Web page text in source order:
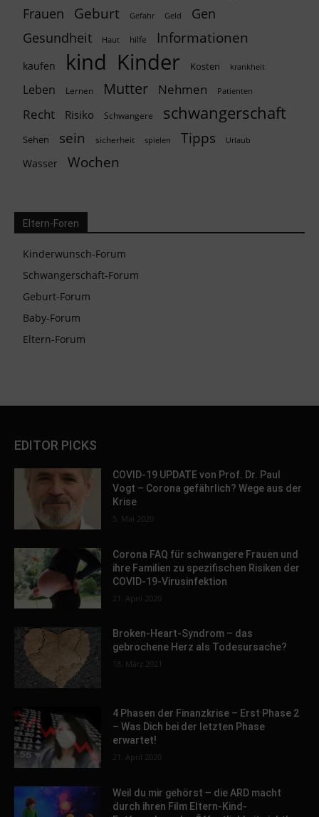
Frauen Geburt Gefahr Geld
Gen
Gesundheit
Haut hilfe Informationen
kaufen kind Kinder Kosten krankheit
Leben Lernen Mutter Nehmen Patienten
Recht Risiko Schwangere schwangerschaft
Sehen sein sicherheit spielen Tipps Urlaub
Wasser Wochen
Eltern-Foren
Kinderwunsch-Forum
Schwangerschaft-Forum
Geburt-Forum
Baby-Forum
Eltern-Forum
EDITOR PICKS
COVID-19 UPDATE von Prof. Dr. Paul
Vogt – Corona gefährlich? Wege aus der
Krise
5. Mai 2020
Corona FAQ für schwangere Frauen und
ihre Familien zu spezifischen Risiken der
COVID-19-Virusinfektion
21. April 2020
Broken-Heart-Syndrom – das
gebrochene Herz als Todesursache?
18. März 2021
4 Phasen der Finanzkrise – Erst Phase 2
– Was Dich bei der letzten Phase
erwartet!
21. April 2020
Weil du mir gehörst – die ARD macht
durch ihren Film Eltern-Kind-